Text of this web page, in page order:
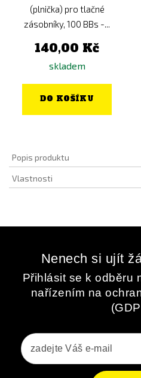
(plnička) pro tlačné
zásobníky, 100 BBs -...
140,00 Kč
skladem
DO KOŠÍKU
Popis produktu
Vlastnosti
Nenech si ujít
Přihlásit se k odběru
nařízením na